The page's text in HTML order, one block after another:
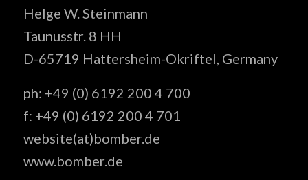
Helge W. Steinmann
Taunusstr. 8 HH
D-65719 Hattersheim-Okriftel, Germany
ph: +49 (0) 6192 200 4 700
f: +49 (0) 6192 200 4 701
website(at)bomber.de
www.bomber.de